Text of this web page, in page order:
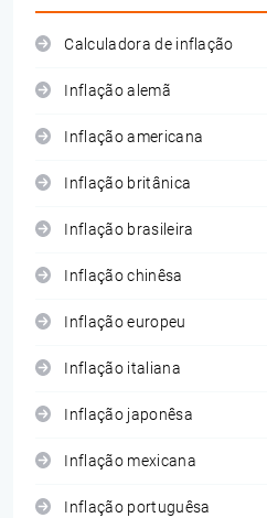
Calculadora de inflação
Inflação alemã
Inflação americana
Inflação britânica
Inflação brasileira
Inflação chinêsa
Inflação europeu
Inflação italiana
Inflação japonêsa
Inflação mexicana
Inflação portuguêsa